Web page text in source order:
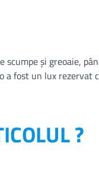
și greoaie,
a fost un lux
?